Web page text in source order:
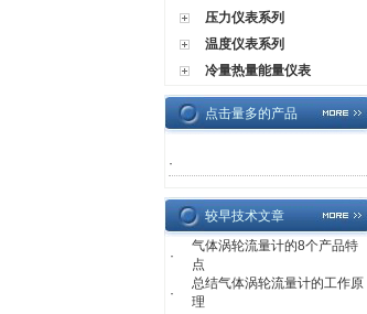
压力仪表系列
温度仪表系列
冷量热量能量仪表
点击量多的产品
·
较早技术文章
·
气体涡轮流量计的8个产品特
点
·
总结气体涡轮流量计的工作原
理